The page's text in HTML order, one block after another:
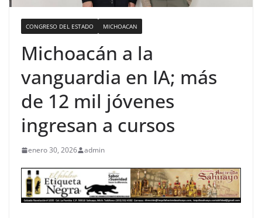
CONGRESO DEL ESTADO MICHOACAN
Michoacán a la
vanguardia en IA; más
de 12 mil jóvenes
ingresan a cursos
enero 30, 2026 admin